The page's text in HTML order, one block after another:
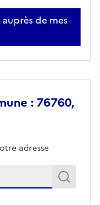
de mes
: 76760,
adresse
exacte